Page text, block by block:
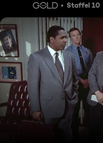
Staffel 10